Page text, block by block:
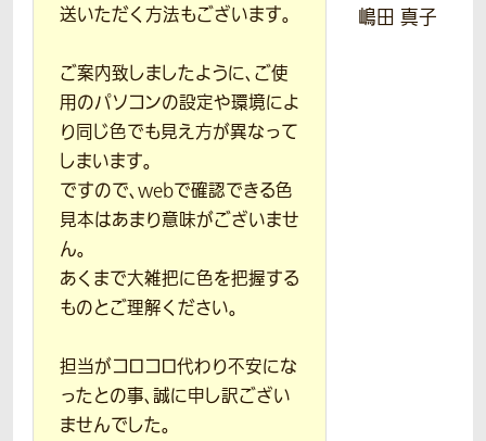
送いただく方法もございます。
ご案内致しましたように、ご使
用のパソコンの設定や環境によ
り同じ色でも見え方が異なって
しまいます。
ですので、webで確認できる色
見本はあまり意味がございませ
ん。
あくまで大雑把に色を把握する
ものとご理解ください。
担当がコロコロ代わり不安にな
ったとの事、誠に申し訳ござい
ませんでした。
嶋田 真子